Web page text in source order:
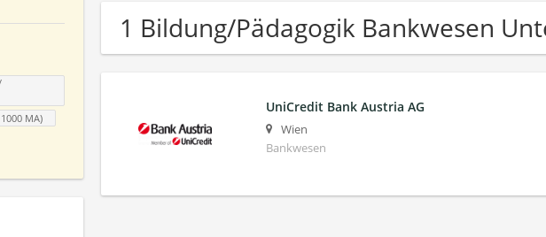
MA)
1 Bildung/Pädagogik Bankwesen
UniCredit Bank Austria AG
Wien
Bankwesen